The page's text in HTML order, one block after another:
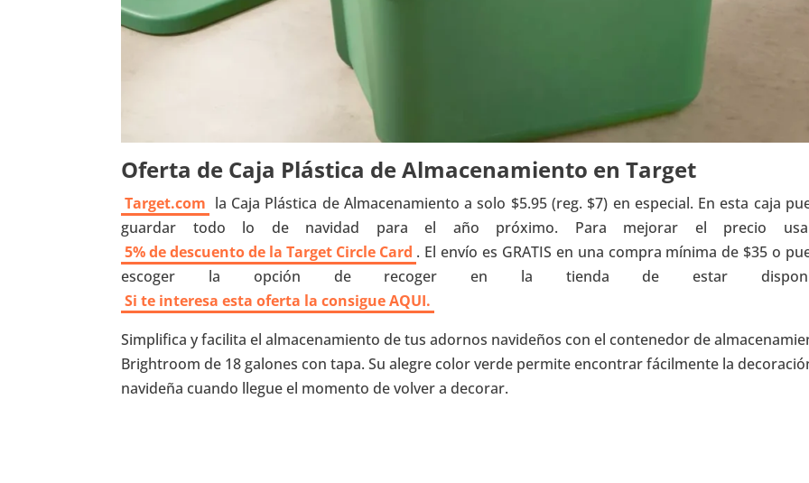
Oferta de Caja Plástica de Almacenamiento en Target
Target.com la Caja Plástica de Almacenamiento a solo $5.95 (reg. $7) en especial. En esta caja
guardar todo lo de navidad para el año próximo. Para mejorar el precio
5% de descuento de la Target Circle Card . El envío es GRATIS en una compra mínima de $35 o
escoger la opción de recoger en la tienda de estar
Si te interesa esta oferta la consigue AQUI.
Simplifica y facilita el almacenamiento de tus adornos navideños con el contenedor de
Brightroom de 18 galones con tapa. Su alegre color verde permite encontrar fácilmente la
navideña cuando llegue el momento de volver a decorar.